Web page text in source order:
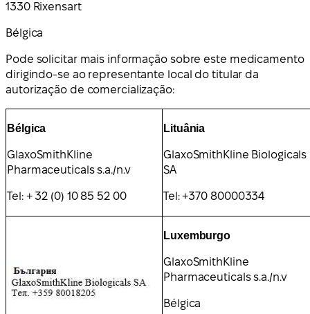
1330 Rixensart
Bélgica
Pode solicitar mais informação sobre este medicamento
dirigindo-se ao representante local do titular da
autorização de comercialização:
Bélgica
GlaxoSmithKline
Pharmaceuticals s.a./n.v
Tel: + 32 (0) 10 85 52 00
Lituânia
GlaxoSmithKline Biologicals
SA
Tel: +370 80000334
Luxemburgo
GlaxoSmithKline
Pharmaceuticals s.a./n.v
Bélgica